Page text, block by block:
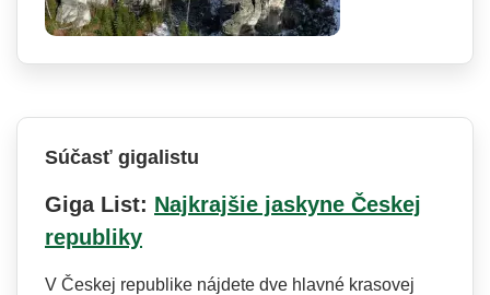
Súčasť gigalistu
Giga List: Najkrajšie jaskyne Českej
republiky
V Českej republike nájdete dve hlavné krasovej